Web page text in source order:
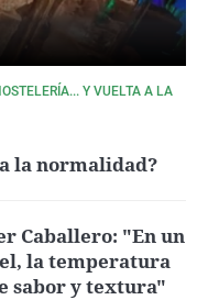
Y VUELTA A LA
la normalidad?
Caballero: "En un
la temperatura
sabor y textura"